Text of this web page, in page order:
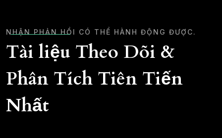
NHẬN PHẢN HỒI CÓ THỂ HÀNH ĐỘNG ĐƯỢC.
Tài liệu Theo Dõi &
Phân Tích Tiên Tiến
Nhất